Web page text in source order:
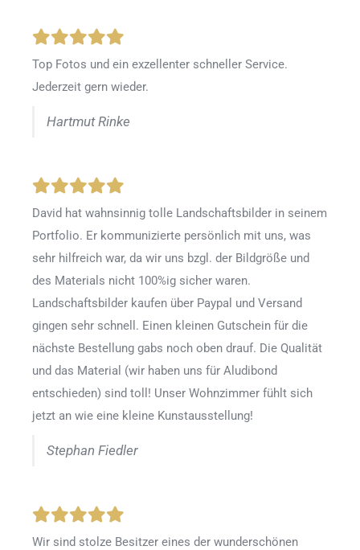
Top Fotos und ein exzellenter schneller Service.
Jederzeit gern wieder.
Hartmut Rinke
David hat wahnsinnig tolle Landschaftsbilder in seinem
Portfolio. Er kommunizierte persönlich mit uns, was
sehr hilfreich war, da wir uns bzgl. der Bildgröße und
des Materials nicht 100%ig sicher waren.
Landschaftsbilder kaufen über Paypal und Versand
gingen sehr schnell. Einen kleinen Gutschein für die
nächste Bestellung gabs noch oben drauf. Die Qualität
und das Material (wir haben uns für Aludibond
entschieden) sind toll! Unser Wohnzimmer fühlt sich
jetzt an wie eine kleine Kunstausstellung!
Stephan Fiedler
Wir sind stolze Besitzer eines der wunderschönen